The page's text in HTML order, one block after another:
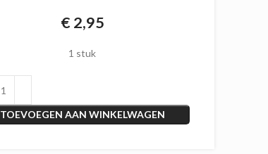
€ 2,95
1 stuk
TOEVOEGEN AAN WINKELWAGEN